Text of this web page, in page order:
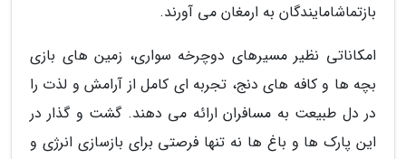
بازتماشامایندگان به ارمغان می آورند.
امکاناتی نظیر مسیرهای دوچرخه سواری، زمین های بازی
بچه ها و کافه های دنج، تجربه ای کامل از آرامش و لذت را
در دل طبیعت به مسافران ارائه می دهند. گشت و گذار در
این پارک ها و باغ ها نه تنها فرصتی برای بازسازی انرژی و